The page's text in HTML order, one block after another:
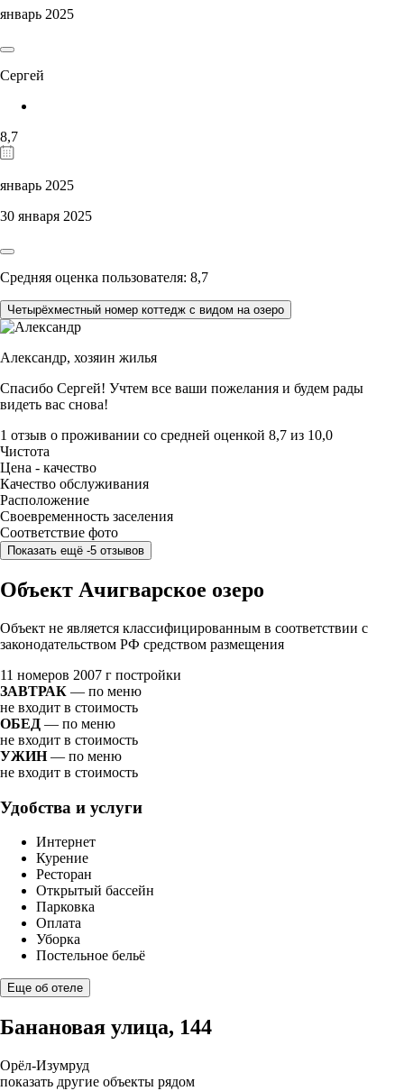
январь 2025
Сергей
8,7
январь 2025
30 января 2025
Средняя оценка пользователя: 8,7
Четырёхместный номер коттедж с видом на озеро
Александр, хозяин жилья
Спасибо Сергей! Учтем все ваши пожелания и будем рады
видеть вас снова!
1 отзыв о проживании со средней оценкой 8,7 из 10,0
Чистота
Цена - качество
Качество обслуживания
Расположение
Своевременность заселения
Соответствие фото
Показать ещё -5 отзывов
Объект Ачигварское озеро
Объект не является классифицированным в соответствии с
законодательством РФ средством размещения
11 номеров 2007 г постройки
ЗАВТРАК — по меню
не входит в стоимость
ОБЕД — по меню
не входит в стоимость
УЖИН— по меню
не входит в стоимость
Удобства и услуги
Интернет
Курение
Ресторан
Открытый бассейн
Парковка
Оплата
Уборка
Постельное бельё
Еще об отеле
Банановая улица, 144
Орёл-Изумруд
показать другие объекты рядом